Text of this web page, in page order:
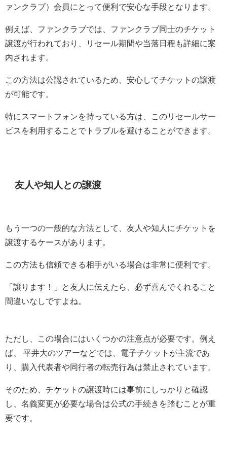
ァンクラブ）会員にとって便利で安心な手段となります。
例えば、ファンクラブでは、ファンクラブ同士のチケット
譲渡が行われており、リセール期間や当落日程も詳細に案
内されます。
この方法は公認されているため、安心してチケットの譲渡
が可能です。
特にスマートフォンを持っている方は、このリセールサー
ビスを利用することでトラブルを避けることができます。
友人や知人との譲渡
もう一つの一般的な方法として、友人や知人にチケットを
譲渡するケースがあります。
この方法も信頼できる相手がいる場合は非常に便利です。
「譲ります！」と友人に伝えたら、必ず喜んでくれること
間違いなしですよね。
ただし、この場合にはいくつかの注意点が必要です。例え
ば、 平井大のツアーなどでは、電子チケットが主流であ
り、購入代表者や同行者の転売行為は禁止されています。
そのため、チケットの譲渡時には事前にしっかりと確認
し、名義変更が必要な場合は公式の手続きを踏むことが重
要です。